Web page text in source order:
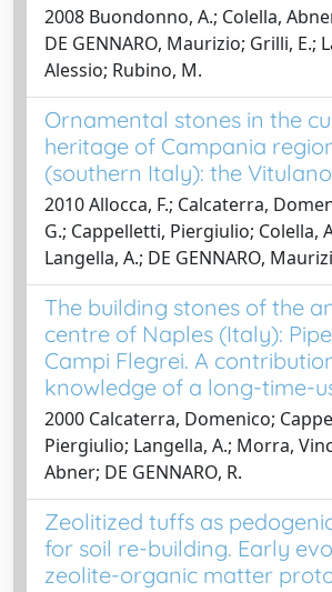
2008 Buondonno, A.; Colella,
DE GENNARO, Maurizio; Grilli, E.;
Alessio; Rubino, M.
Ornamental stones in the
heritage of Campania
(southern Italy): the
2010 Allocca, F.; Calcaterra,
G.; Cappelletti, Piergiulio; Colella,
Langella, A.; DE GENNARO,
The building stones of the
centre of Naples (Italy):
Campi Flegrei. A
knowledge of a long-time-
2000 Calcaterra, Domenico;
Piergiulio; Langella, A.; Morra,
Abner; DE GENNARO, R.
Zeolitized tuffs as
for soil re-building. Early
zeolite-organic matter